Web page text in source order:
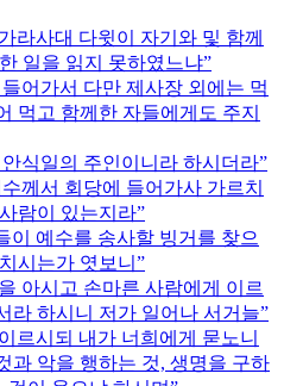
라사대 다윗이 자기와 및 함께
일을 읽지 못하였느냐
어가서 다만 제사장 외에는 먹
먹고 함께한 자들에게도 주지
식일의 주인이니라 하시더라
께서 회당에 들어가사 가르치
람이 있는지라
이 예수를 송사할 빙거를 찾으
시는가 엿보니
아시고 손마른 사람에게 이르
라 하시니 저가 일어나 서거늘
르시되 내가 너희에게 묻노니
과 악을 행하는 것, 생명을 구하